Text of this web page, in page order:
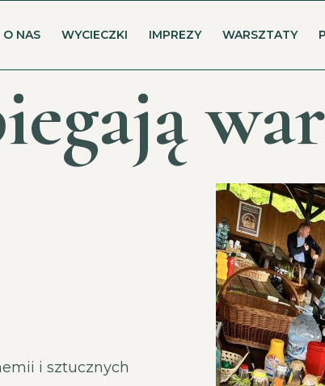
O NAS WYCIECZKI IMPREZY WARSZTATY
i sztucznych